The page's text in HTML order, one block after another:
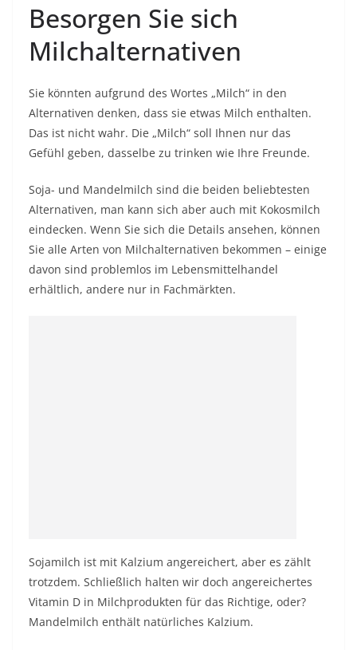
Besorgen Sie sich
Milchalternativen
Sie könnten aufgrund des Wortes „Milch“ in den
Alternativen denken, dass sie etwas Milch enthalten.
Das ist nicht wahr. Die „Milch“ soll Ihnen nur das
Gefühl geben, dasselbe zu trinken wie Ihre Freunde.
Soja- und Mandelmilch sind die beiden beliebtesten
Alternativen, man kann sich aber auch mit Kokosmilch
eindecken. Wenn Sie sich die Details ansehen, können
Sie alle Arten von Milchalternativen bekommen – einige
davon sind problemlos im Lebensmittelhandel
erhältlich, andere nur in Fachmärkten.
Sojamilch ist mit Kalzium angereichert, aber es zählt
trotzdem. Schließlich halten wir doch angereichertes
Vitamin D in Milchprodukten für das Richtige, oder?
Mandelmilch enthält natürliches Kalzium.